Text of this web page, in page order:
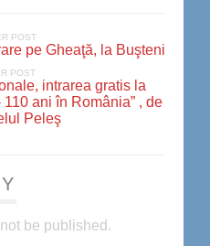
POST
pe Gheaţă, la Buşteni
POST
intrarea gratis la
ani în România” , de
Peleş
be published.